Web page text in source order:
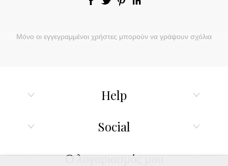
Μόνο οι εγγεγραμμένοι χρήστες μπορούν να γράψουν σχόλια
Help
Social
Ο λογαριασμός μου